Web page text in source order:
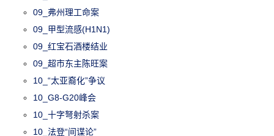
09_弗州理工命案
09_甲型流感(H1N1)
09_红宝石酒楼结业
09_超市东主陈旺案
10_“太亚裔化”争议
10_G8-G20峰会
10_十字弩射杀案
10_法登“间谍论”